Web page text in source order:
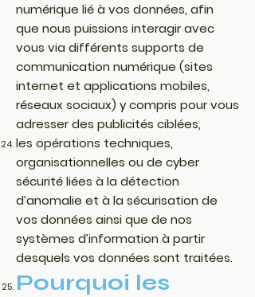
numérique lié à vos données, afin
que nous puissions interagir avec
vous via différents supports de
communication numérique (sites
internet et applications mobiles,
réseaux sociaux) y compris pour vous
adresser des publicités ciblées,
les opérations techniques,
organisationnelles ou de cyber
sécurité liées à la détection
d’anomalie et à la sécurisation de
vos données ainsi que de nos
systèmes d’information à partir
desquels vos données sont traitées.
Pourquoi les